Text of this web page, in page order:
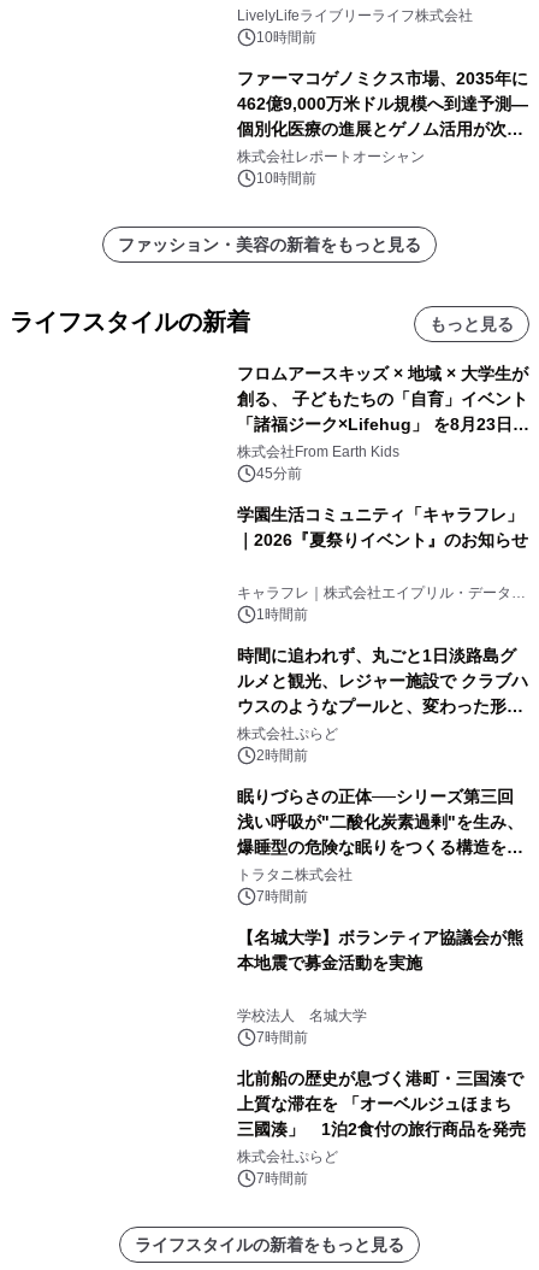
ー付きでスマホからパソコンまで幅広
く活用可能
LivelyLifeライブリーライフ株式会社
10時間前
ファーマコゲノミクス市場、2035年に
462億9,000万米ドル規模へ到達予測―
個別化医療の進展とゲノム活用が次世
代ヘルスケア投資を加速
株式会社レポートオーシャン
10時間前
ファッション・美容の新着をもっと見る
ライフスタイルの新着 もっと見る
フロムアースキッズ × 地域 × 大学生が
創る、 子どもたちの「自育」イベント
「諸福ジーク×Lifehug」 を8月23日
(日)開催
株式会社From Earth Kids
45分前
学園生活コミュニティ「キャラフレ」
｜2026『夏祭りイベント』のお知らせ
キャラフレ｜株式会社エイプリル・データ・
デザインズ
1時間前
時間に追われず、丸ごと1日淡路島グ
ルメと観光、レジャー施設で クラブハ
ウスのようなプールと、変わった形の
サウナも 「THE BOXY AWAJI」のお
得な素泊まり連泊プランで
株式会社ぷらど
2時間前
眠りづらさの正体──シリーズ第三回
浅い呼吸が"二酸化炭素過剰"を生み、
爆睡型の危険な眠りをつくる構造を解
説
トラタニ株式会社
7時間前
【名城大学】ボランティア協議会が熊
本地震で募金活動を実施
学校法人 名城大学
7時間前
北前船の歴史が息づく港町・三国湊で
上質な滞在を 「オーベルジュほまち
三國湊」 1泊2食付の旅行商品を発売
株式会社ぷらど
7時間前
ライフスタイルの新着をもっと見る